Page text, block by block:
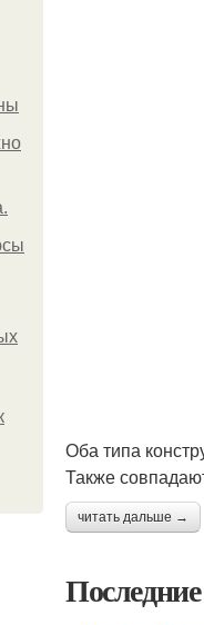
Оба типа
Также
читать дальше →